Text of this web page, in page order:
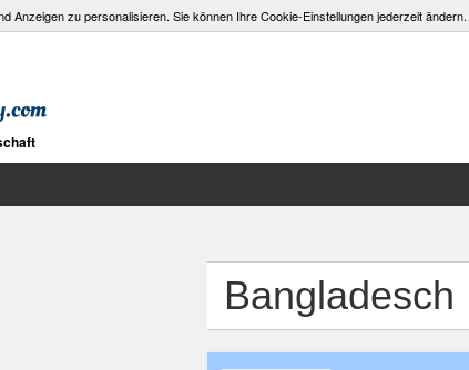
Anzeigen zu personalisieren. Sie können Ihre Cookie-Einstellungen jederzeit ändern.
Bangladesch